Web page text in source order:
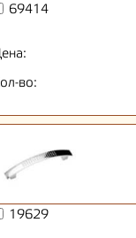
69414
во:
19629